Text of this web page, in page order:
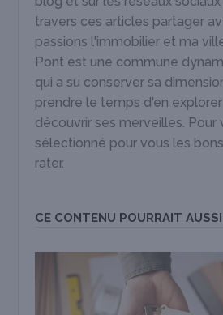
travers ces articles partager
passions l'immobilier et ma
Pont est une commune
qui a su conserver sa
prendre le temps d'en
découvrir ses merveilles. Pour
sélectionné pour vous les
rater.
CE CONTENU POURRAIT